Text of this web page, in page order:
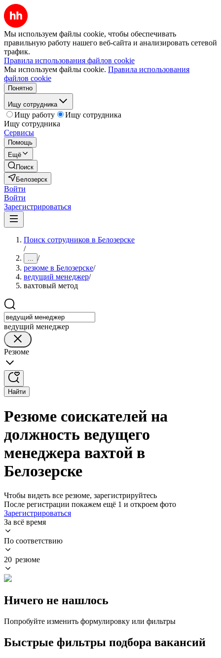
Мы используем файлы cookie, чтобы обеспечивать
правильную работу нашего веб-сайта и анализировать сетевой
трафик.
Правила использования файлов cookie
Мы используем файлы cookie. Правила использования
файлов cookie
Понятно
Ищу сотрудника
Ищу работу
Ищу сотрудника
Ищу сотрудника
Сервисы
Помощь
Ещё
Поиск
Белозерск
Войти
Войти
Зарегистрироваться
Поиск сотрудников в Белозерске
/
... /
резюме в Белозерске/
ведущий менеджер/
вахтовый метод
ведущий менеджер
Резюме
Найти
Резюме соискателей на
должность ведущего
менеджера вахтой в
Белозерске
Чтобы видеть все резюме, зарегистрируйтесь
После регистрации покажем ещё 1 и откроем фото
Зарегистрироваться
За всё время
По соответствию
20 резюме
Ничего не нашлось
Попробуйте изменить формулировку или фильтры
Быстрые фильтры подбора вакансий